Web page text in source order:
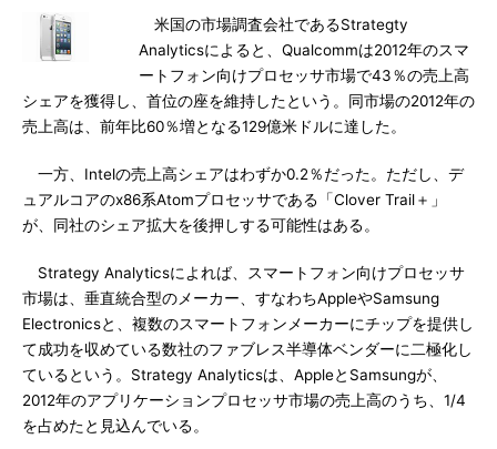
米国の市場調査会社であるStrategty
Analyticsによると、Qualcommは2012年のスマ
ートフォン向けプロセッサ市場で43％の売上高
シェアを獲得し、首位の座を維持したという。同市場の2012年の
売上高は、前年比60％増となる129億米ドルに達した。
一方、Intelの売上高シェアはわずか0.2％だった。ただし、デ
ュアルコアのx86系Atomプロセッサである「Clover Trail＋」
が、同社のシェア拡大を後押しする可能性はある。
Strategy Analyticsによれば、スマートフォン向けプロセッサ
市場は、垂直統合型のメーカー、すなわちAppleやSamsung
Electronicsと、複数のスマートフォンメーカーにチップを提供し
て成功を収めている数社のファブレス半導体ベンダーに二極化し
ているという。Strategy Analyticsは、AppleとSamsungが、
2012年のアプリケーションプロセッサ市場の売上高のうち、1/4
を占めたと見込んでいる。